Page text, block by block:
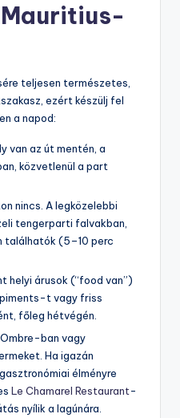
teljesen természetes,
ezért készülj fel
a napod:
van az út mentén, a
közvetlenül a part
nincs. A legközelebbi
tengerparti falvakban,
találhatók (5–10 perc
helyi árusok (“food van”)
t vagy friss
főleg hétvégén.
ban vagy
Ha igazán
élményre
Le Chamarel Restaurant-
nyílik a lagúnára.